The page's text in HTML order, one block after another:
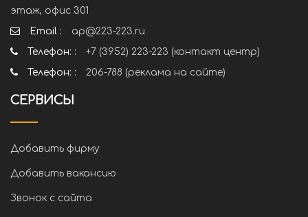
этаж, офис 301
Email :
ap@223-223.ru
Телефон: :
+7 (3952) 223-223 (контакт центр)
Телефон: :
206-788 (реклама на сайте)
СЕРВИСЫ
Добавить фирму
Добавить вакансию
Звонок с сайта